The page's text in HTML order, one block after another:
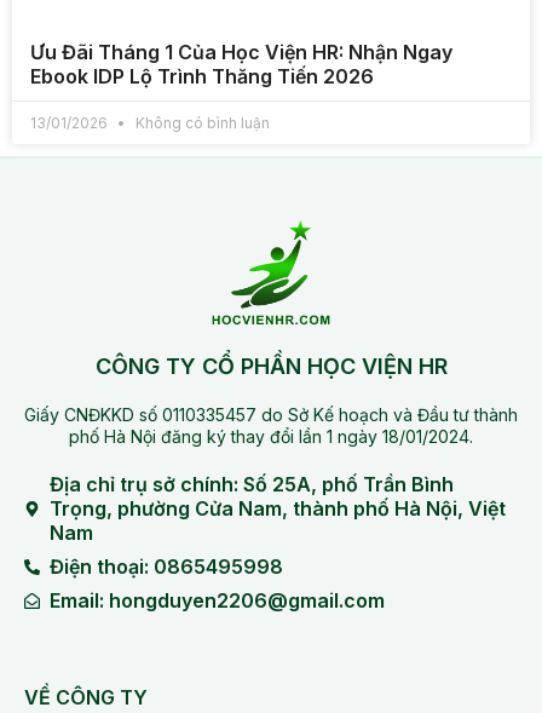
Ưu Đãi Tháng 1 Của Học Viện HR: Nhận Ngay
Ebook IDP Lộ Trình Thăng Tiến 2026
13/01/2026 Không có bình luận
CÔNG TY CỔ PHẦN HỌC VIỆN HR
Giấy CNĐKKD số 0110335457 do Sở Kế hoạch và Đầu tư thành
phố Hà Nội đăng ký thay đổi lần 1 ngày 18/01/2024.
Địa chỉ trụ sở chính: Số 25A, phố Trần Bình
Trọng, phường Cửa Nam, thành phố Hà Nội, Việt
Nam
Điện thoại: 0865495998
Email: hongduyen2206@gmail.com
VỀ CÔNG TY